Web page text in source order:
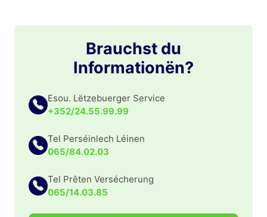
Brauchst du
Informationën?
Esou. Lëtzebuerger Service
+352/24.55.99.99
Tel Perséinlech Léinen
065/84.02.03
Tel Prêten Versécherung
065/14.03.85